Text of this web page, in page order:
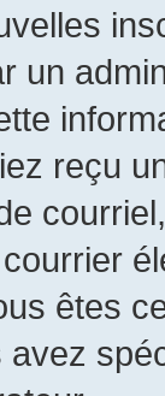
un
reçu
êtes